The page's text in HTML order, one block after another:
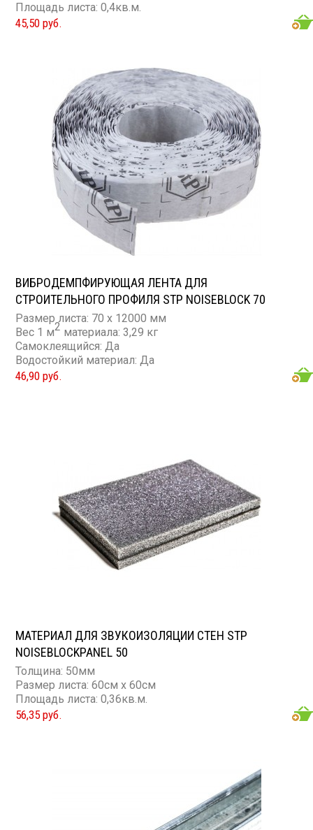
Площадь листа: 0,4кв.м.
45,50 руб.
ВИБРОДЕМПФИРУЮЩАЯ ЛЕНТА ДЛЯ
СТРОИТЕЛЬНОГО ПРОФИЛЯ STP NOISEBLOCK 70
Размер листа: 70 x 12000 мм
Вес 1 м2 материала: 3,29 кг
Самоклеящийся: Да
Водостойкий материал: Да
46,90 руб.
МАТЕРИАЛ ДЛЯ ЗВУКОИЗОЛЯЦИИ СТЕН STP
NOISEBLOCKPANEL 50
Толщина: 50мм
Размер листа: 60см х 60см
Площадь листа: 0,36кв.м.
56,35 руб.